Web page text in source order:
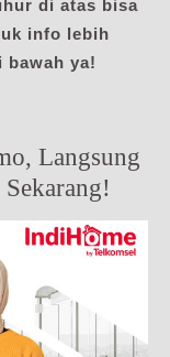
di atas bisa
info lebih
bawah ya!
Langsung